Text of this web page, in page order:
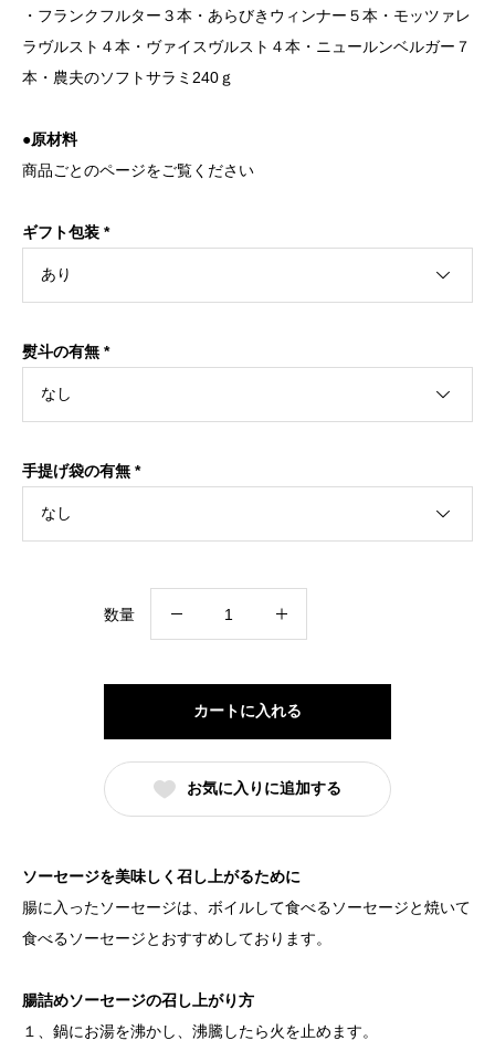
・フランクフルター３本・あらびきウィンナー５本・モッツァレ
ラヴルスト４本・ヴァイスヴルスト４本・ニュールンベルガー７
本・農夫のソフトサラミ240ｇ
●原材料
商品ごとのページをご覧ください
ギフト包装 *
熨斗の有無 *
手提げ袋の有無 *
数量
石
金
賞
C
ッ
ト
個
カートに入れる
お気に入りに追加する
ソーセージを美味しく召し上がるために
腸に入ったソーセージは、ボイルして食べるソーセージと焼いて
食べるソーセージとおすすめしております。
腸詰めソーセージの召し上がり方
１、鍋にお湯を沸かし、沸騰したら火を止めます。